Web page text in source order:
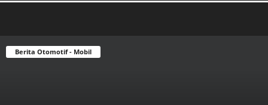
Berita Otomotif - Mobil